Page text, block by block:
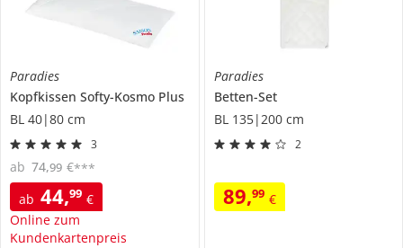
Paradies
Kopfkissen Softy-Kosmo Plus
BL 40|80 cm
3
ab 44,99 €
Online zum
Kundenkartenpreis
ab 74,99 €***
Paradies
Betten-Set
BL 135|200 cm
2
89,99 €